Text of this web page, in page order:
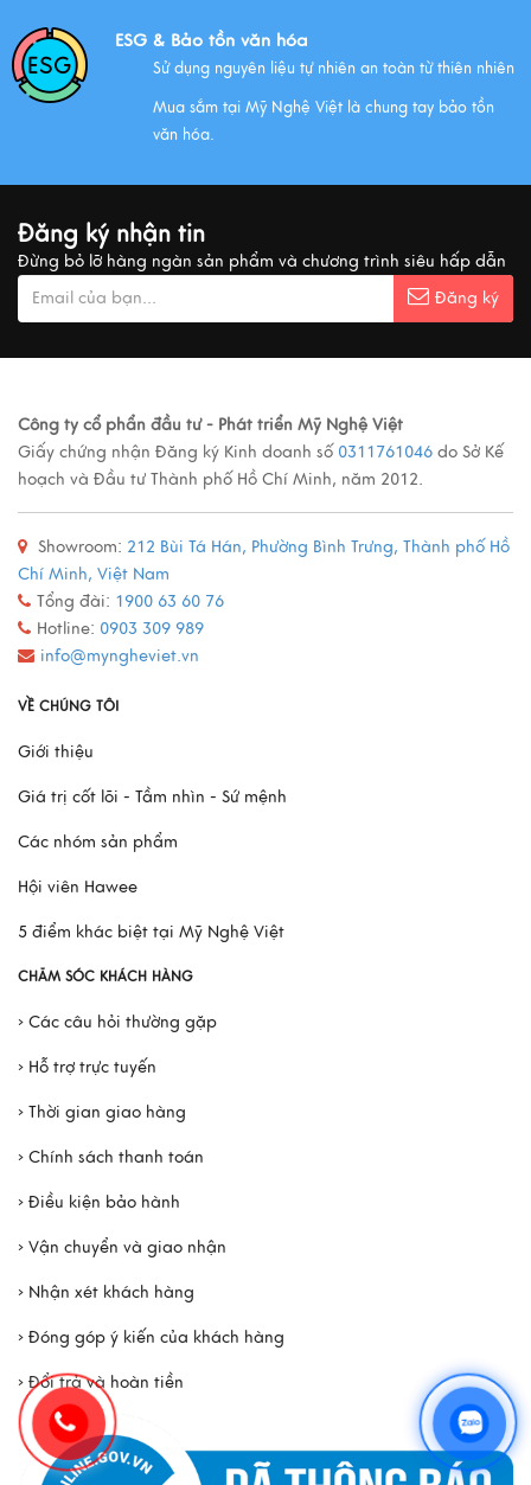
QUÀ VĂN HÓA VIỆT TẶNG KHÁCH QUỐC TẾ
Xem thêm
Ý nghĩa cảnh vật Tranh sơn mài
Các loại tranh sơn mài nổi tiếng
Quy trình sản xuất đồ đồng
Xem thêm
Doanh Nhân
ESG & Bảo tồn văn hóa
Sử dụng nguyên liệu tự nhiên an toàn từ thiên nhiên
Mua sắm tại Mỹ Nghệ Việt là chung tay bảo tồn
văn hóa.
Đăng ký nhận tin
Đừng bỏ lỡ hàng ngàn sản phẩm và chương trình siêu hấp dẫn
Đăng ký
Công ty cổ phẩn đầu tư - Phát triển Mỹ Nghệ Việt
Giấy chứng nhận Đăng ký Kinh doanh số0311761046do Sở Kế
hoạch và Đầu tư Thành phố Hồ Chí Minh, năm 2012.
Showroom:
Tổng đài:
1900 63 60 76
Hotline:0903 309 989
› Đóng góp ý kiến của khách hàng
› Đổi trả và hoàn tiền